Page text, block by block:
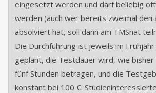
eingesetzt werden und darf beliebig
werden (auch wer bereits zweimal den
absolviert hat, soll dann am TMSnat
Die Durchführung ist jeweils im
geplant, die Testdauer wird, wie bisher
fünf Stunden betragen, und die
konstant bei 100 €.